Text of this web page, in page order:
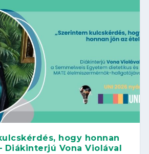
hogy honnan
Diákinterjú Vona Violával